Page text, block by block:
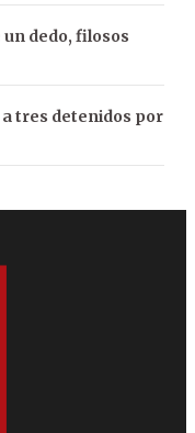
dedo, filosos
a tres detenidos por